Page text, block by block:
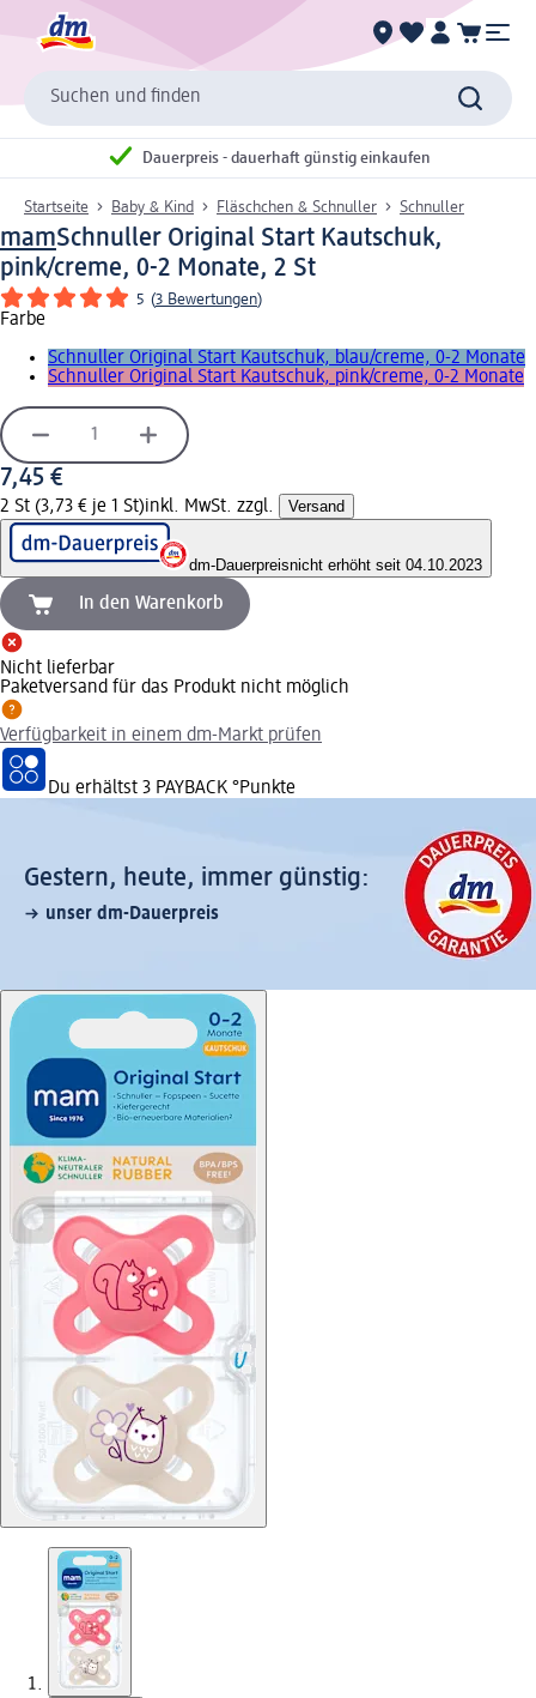
Suchen und finden
Dauerpreis - dauerhaft günstig einkaufen
Startseite Baby & Kind Fläschchen & Schnuller Schnuller
mamSchnuller Original Start Kautschuk,
pink/creme, 0-2 Monate, 2 St
5 (3 Bewertungen)
Farbe
Schnuller Original Start Kautschuk, blau/creme, 0-2 Monate
Schnuller Original Start Kautschuk, pink/creme, 0-2 Monate
7,45 €
2 St (3,73 € je 1 St)inkl. MwSt. zzgl. Versand
dm-Dauerpreisnicht erhöht seit 04.10.2023
In den Warenkorb
Nicht lieferbar
Paketversand für das Produkt nicht möglich
Verfügbarkeit in einem dm-Markt prüfen
Du erhältst 3 PAYBACK °Punkte
Gestern, heute, immer günstig:
unser dm-Dauerpreis